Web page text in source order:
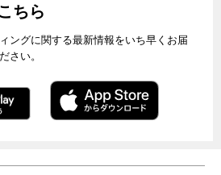
ちら
ングに関する最新情報をいち早くお届
さい。